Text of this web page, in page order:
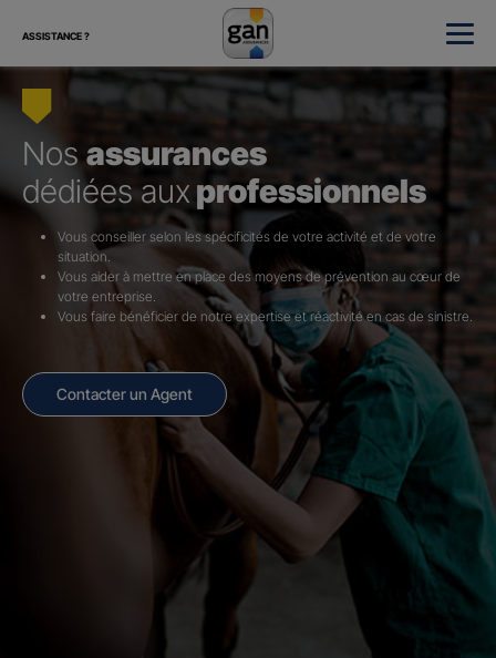
ASSISTANCE ?
Nosassurances
dédiées aux professionnels
Vous conseiller selon les spécificités de votre activité et de votre
situation.
Vous aider à mettre en place des moyens de prévention au cœur de
votre entreprise.
Vous faire bénéficier de notre expertise et réactivité en cas de sinistre.
Contacter un Agent